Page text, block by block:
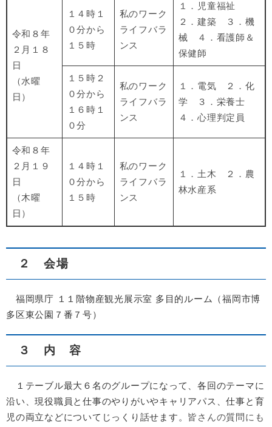
令和８年
２月１８
日
（水曜
日）
１４時１
０分から
１５時
私のワーク
ライフバラ
ンス
１．児童福祉
２．建築 ３．機
械 ４．看護師＆
保健師
１５時２
０分から
１６時１
０分
私のワーク
ライフバラ
ンス
１．電気 ２．化
学 ３．栄養士
４．心理判定員
令和８年
２月１９
日
（木曜
日）
１４時１
０分から
１５時
私のワーク
ライフバラ
ンス
１．土木 ２．農
林水産系
２ 会場
福岡県庁 １１階物産観光展示室 多目的ルーム（福岡市博
多区東公園７番７号）
３ 内 容
１テーブル最大６名のグループになって、各回のテーマに
沿い、現役職員と仕事のやりがいやキャリアパス、仕事と育
児の両立などについてじっくり話せます。 皆さんの質問にも